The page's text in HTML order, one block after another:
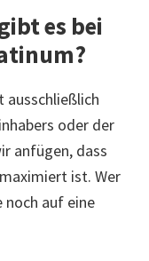
es bei
ausschließlich
oder der
anfügen, dass
ist. Wer
auf eine